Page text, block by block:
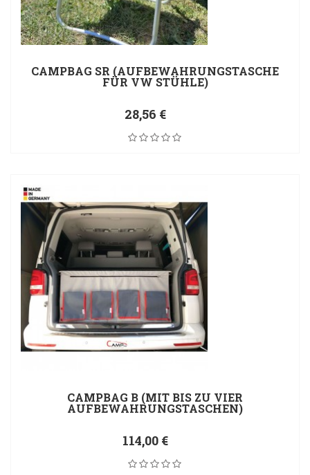
CAMPBAG SR (AUFBEWAHRUNGSTASCHE
FÜR VW STÜHLE)
28,56 €
CAMPBAG B (MIT BIS ZU VIER
AUFBEWAHRUNGSTASCHEN)
114,00 €